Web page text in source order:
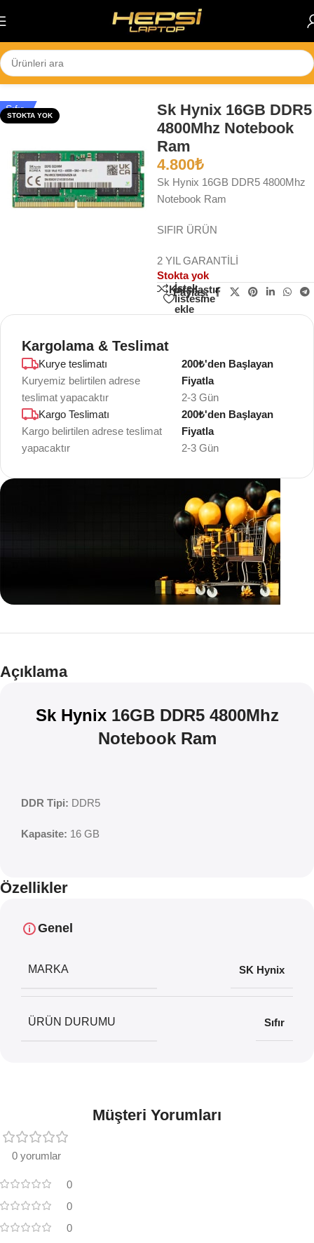
Skip to navigation
Ana Sayfa/Yeni Ürün
STOKTA YOK
Sıfır
Sk Hynix 16GB DDR5
4800Mhz Notebook
Ram
4.800₺
Sk Hynix 16GB DDR5 4800Mhz
Notebook Ram
SIFIR ÜRÜN
2 YIL GARANTİLİ
Stokta yok
Karşılaştır
İstek
listesine
ekle
Paylaş:
Kargolama & Teslimat
Kurye teslimatı
Kuryemiz belirtilen adrese
teslimat yapacaktır
2-3 Gün
200₺'den Başlayan
Fiyatla
Kargo Teslimatı
Kargo belirtilen adrese teslimat
yapacaktır
2-3 Gün
200₺'den Başlayan
Fiyatla
Teklif
Açıklama
Sk Hynix16GB DDR5 4800Mhz
Notebook Ram
DDR Tipi: DDR5
Kapasite: 16 GB
Özellikler
Genel
MARKA SK Hynix
ÜRÜN DURUMU Sıfır
Müşteri Yorumları
0 yorumlar
0
0
0